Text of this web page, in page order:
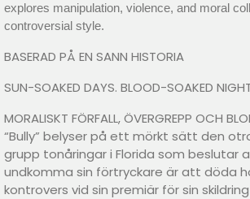
explores manipulation, violence, and moral
controversial style.
BASERAD PÅ EN SANN HISTORIA
SUN-SOAKED DAYS. BLOOD-SOAKED
MORALISKT FÖRFALL, ÖVERGREPP OCH
“Bully” belyser på ett mörkt sätt den
grupp tonåringar i Florida som
undkomma sin förtryckare är att döda
kontrovers vid sin premiär för sin